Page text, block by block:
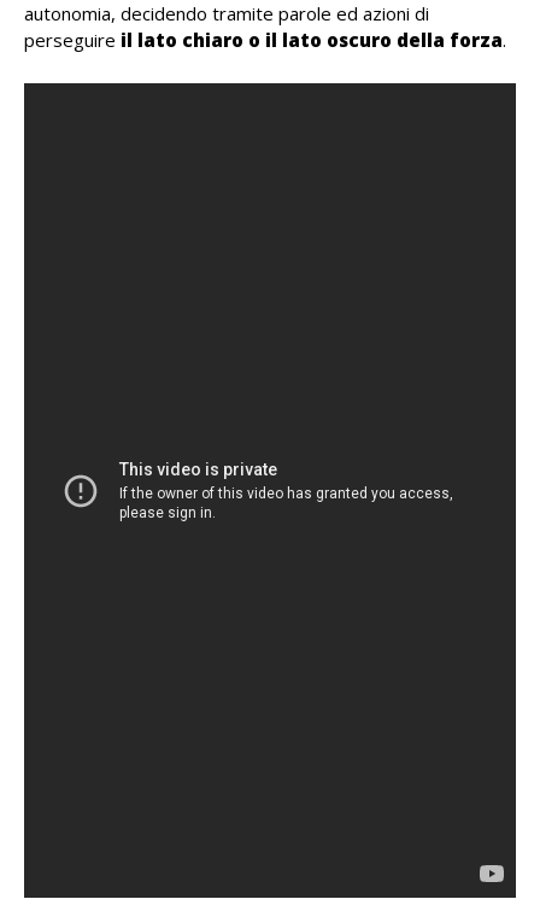
autonomia, decidendo tramite parole ed azioni di
perseguire il lato chiaro o il lato oscuro della forza.